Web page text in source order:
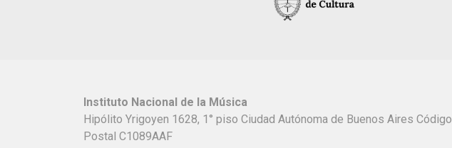
Instituto Nacional de la Música
Hipólito Yrigoyen 1628, 1° piso Ciudad Autónoma de Buenos Aires Código
Postal C1089AAF